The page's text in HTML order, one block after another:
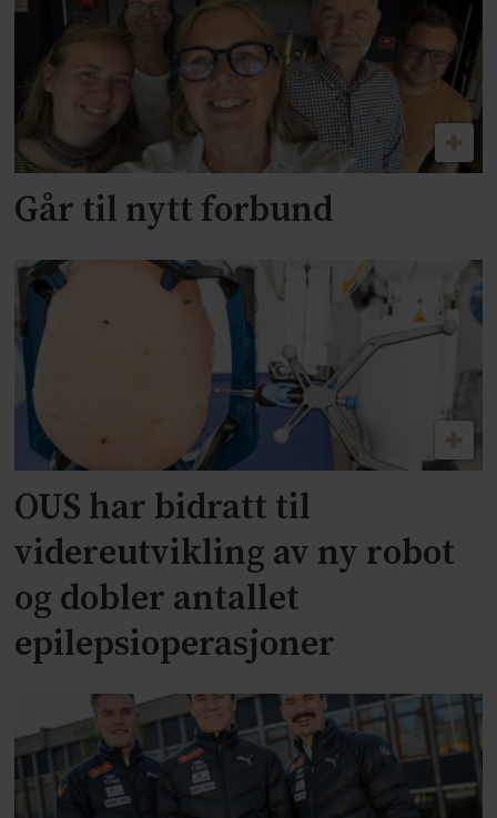
Går til nytt forbund
OUS har bidratt til
videreutvikling av ny robot
og dobler antallet
epilepsioperasjoner